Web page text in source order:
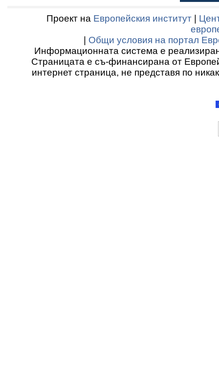
Проект на Европейския институт
Общи условия на портал
Информационната система е
Страницата е съ-финансирана от
интернет страница, не представя по